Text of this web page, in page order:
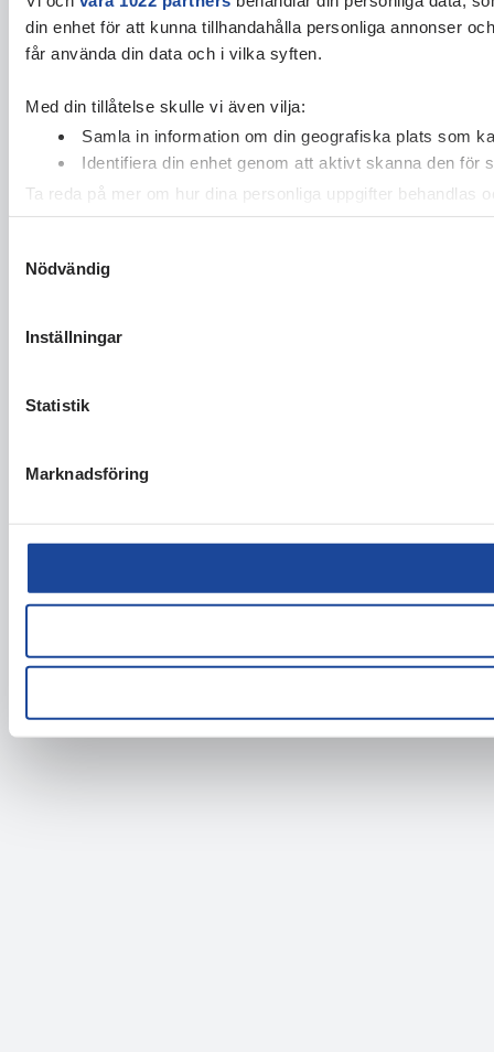
din enhet för att kunna tillhandahålla personliga annonser
får använda din data och i vilka syften.
Med din tillåtelse skulle vi även vilja:
Samla in information om din geografiska plats som
Identifiera din enhet genom att aktivt skanna den för
Ta reda på mer om hur dina personliga uppgifter behandlas
cookie-förklaringen.
Vi använder enhetsidentifierare för att anpassa innehållet
Nödvändig
Inställningar
Statistik
Marknadsföring